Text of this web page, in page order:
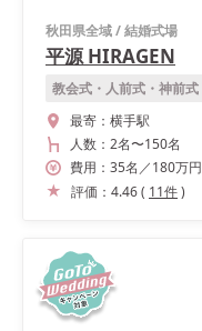
秋田県全域/結婚式場
平源 HIRAGEN
教会式・人前式・神前式
最寄： 横手駅
人数： 2名〜150名
費用： 35名 ／180万円
評価： 4.46( 11件)